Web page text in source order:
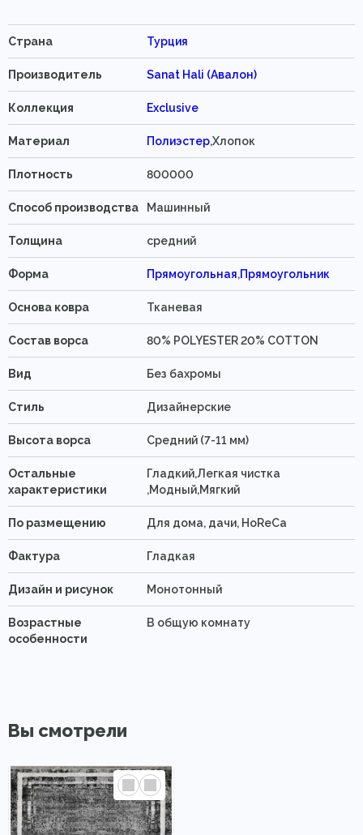
Страна Турция
Производитель Sanat Hali (Авалон)
Коллекция Exclusive
Материал Полиэстер,Хлопок
Плотность 800000
Способ производства Машинный
Толщина средний
Форма Прямоугольная,Прямоугольник
Основа ковра Тканевая
Состав ворса 80% POLYESTER 20% COTTON
Вид Без бахромы
Стиль Дизайнерские
Высота ворса Средний (7-11 мм)
Остальные
характеристики
Гладкий,Легкая чистка
,Модный,Мягкий
По размещению Для дома, дачи, HoReCa
Фактура Гладкая
Дизайн и рисунок Монотонный
Возрастные
особенности
В общую комнату
Вы смотрели